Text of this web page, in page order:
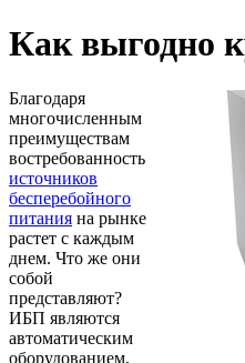
Как выгодно
Благодаря
многочисленным
преимуществам
востребованность
источников
бесперебойного
питания на рынке
растет с каждым
днем. Что же они
собой
представляют?
ИБП являются
автоматическим
оборудованием,